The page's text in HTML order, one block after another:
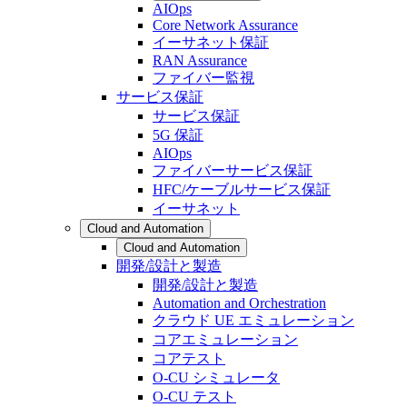
AIOps
Core Network Assurance
イーサネット保証
RAN Assurance
ファイバー監視
サービス保証
サービス保証
5G 保証
AIOps
ファイバーサービス保証
HFC/ケーブルサービス保証
イーサネット
Cloud and Automation
Cloud and Automation
開発/設計と製造
開発/設計と製造
Automation and Orchestration
クラウド UE エミュレーション
コアエミュレーション
コアテスト
O-CU シミュレータ
O-CU テスト